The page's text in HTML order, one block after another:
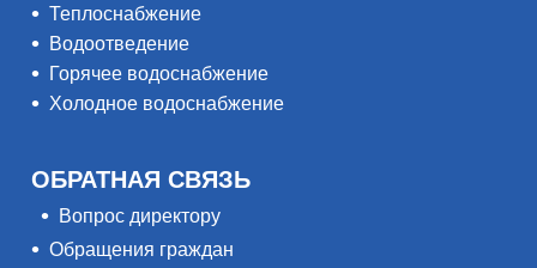
Теплоснабжение
Водоотведение
Горячее водоснабжение
Холодное водоснабжение
ОБРАТНАЯ СВЯЗЬ
Вопрос директору
Обращения граждан